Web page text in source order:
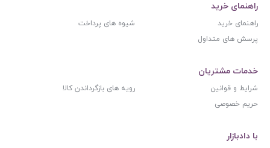
راهنمای خرید
راهنمای خرید
شیوه های پرداخت
پرسش های متداول
خدمات مشتریان
شرایط و قوانین
رویه های بازگرداندن کالا
حریم خصوصی
با دادبازار